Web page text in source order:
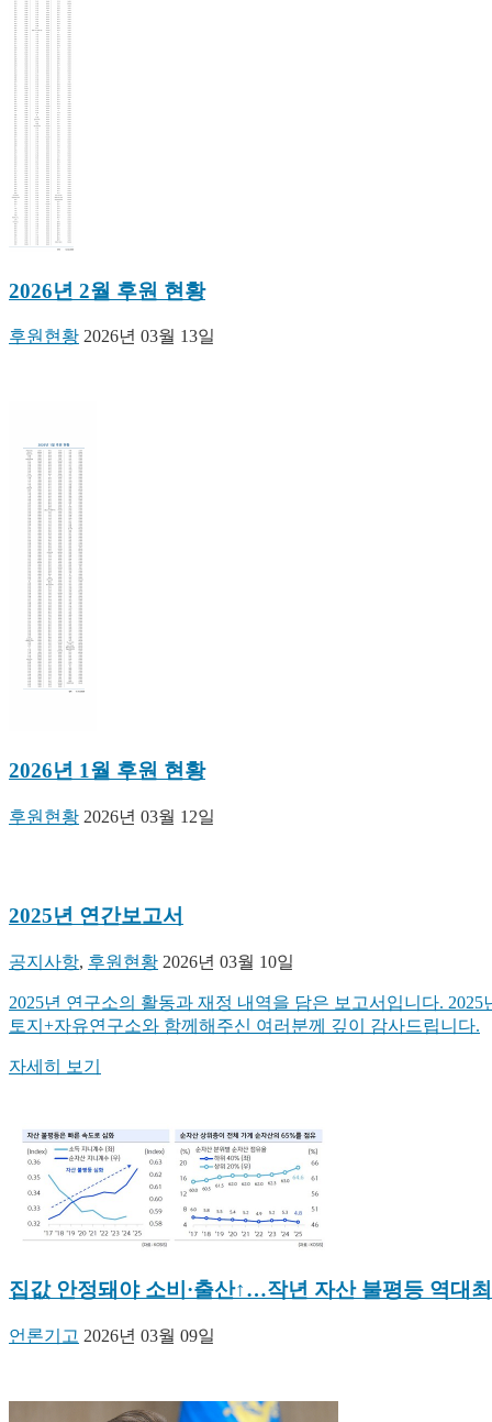
2026년 2월 후원 현황
후원현황 2026년 03월 13일
2026년 1월 후원 현황
후원현황 2026년 03월 12일
2025년 연간보고서
공지사항, 후원현황 2026년 03월 10일
2025년 연구소의 활동과 재정 내역을 담은 보고서입니다. 2025
토지+자유연구소와 함께해주신 여러분께 깊이 감사드립니다.
자세히 보기
집값 안정돼야 소비·출산↑…작년 자산 불평등 역대
언론기고 2026년 03월 09일